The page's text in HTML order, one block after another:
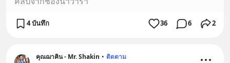
4 บันทึก 36 6 2
คุณฌาคิน - Mr. Shakin • ติดตาม